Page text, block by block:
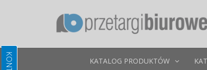
KATALOG PRODUKTÓW